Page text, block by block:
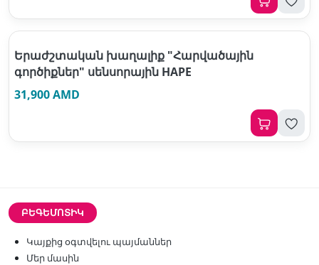
Երաժշտական խաղալիք "Հարվածային
գործիքներ" սենսորային HAPE
31,900 AMD
ԲԵԳԵՄՈՏԻԿ
Կայքից օգտվելու պայմաններ
Մեր մասին